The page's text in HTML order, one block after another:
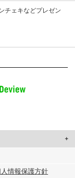
チェキなどプレゼン
たコンテンツや広告の
情報保護方針